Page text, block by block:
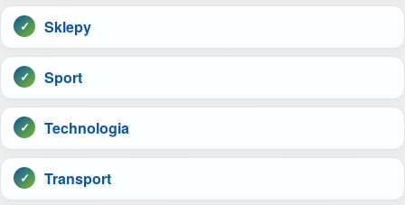
Sklepy
Sport
Technologia
Transport